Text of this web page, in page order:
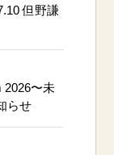
但野謙
2026〜未
らせ